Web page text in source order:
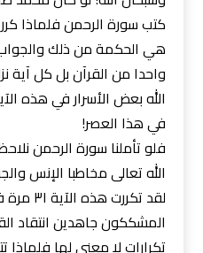
هي الحكمة من ذلك
واحدا من القرآن بل كل آية
الله بعض الأسرار في هذه
في هذا العصر!
فلو تأملنا سورة الرحمن
الله تعالى مخاطبا الإنس
لقد
المشككون جاهدين انتقاد